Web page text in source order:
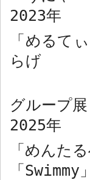
2023年
「めるて
らげ
グループ展
2025年
「めんた
「 Swimmy